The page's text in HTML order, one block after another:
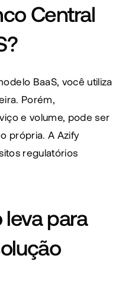
Central
BaaS, você utiliza
Porém,
e volume, pode ser
própria. A Azify
regulatórios
para